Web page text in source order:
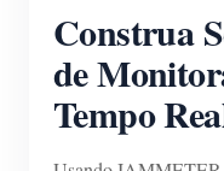
Construa
de
Tempo